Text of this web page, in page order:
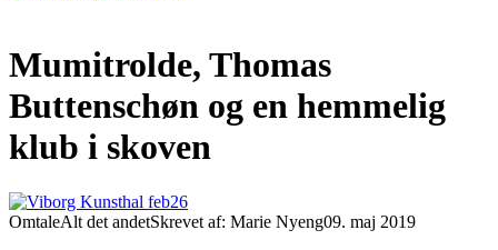
Mumitrolde, Thomas
Buttenschøn og en hemmelig
klub i skoven
OmtaleAlt det andetSkrevet af: Marie Nyeng09. maj 2019